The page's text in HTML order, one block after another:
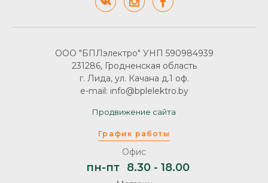
График работы
Офис
пн-пт 8.30 - 18.00
ООО "БПЛэлектро" УНП 590984939
231286, Гродненская область
г. Лида, ул. Качана д.1 оф.
e-mail: info@bplelektro.by
Продвижение сайта